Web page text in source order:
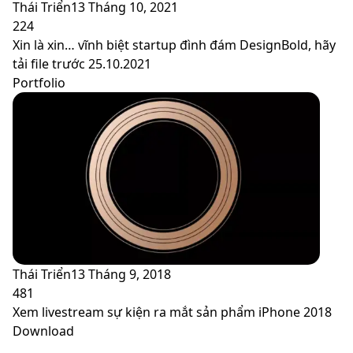
Thái Triển13 Tháng 10, 2021
224
Xin là xin… vĩnh biệt startup đình đám DesignBold, hãy
tải file trước 25.10.2021
Portfolio
Thái Triển13 Tháng 9, 2018
481
Xem livestream sự kiện ra mắt sản phẩm iPhone 2018
Download